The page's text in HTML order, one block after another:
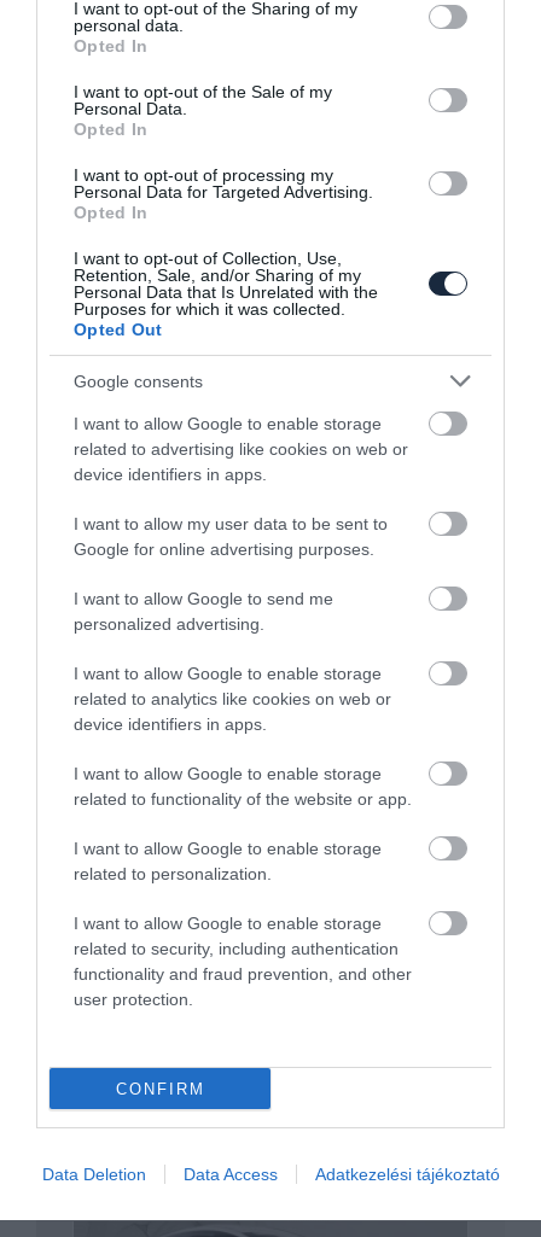
not limited to your visit or usage behaviour. You may click to
grant or deny consent to Google and its third-party tags to
use your data for below specified purposes in below Google
consent section.
I want to opt-out of the Sharing of my
personal data.
Opted In
I want to opt-out of the Sale of my
Personal Data.
Opted In
I want to opt-out of processing my
Personal Data for Targeted Advertising.
Opted In
I want to opt-out of Collection, Use,
Retention, Sale, and/or Sharing of my
Personal Data that Is Unrelated with the
Purposes for which it was collected.
Opted Out
Google consents
I want to allow Google to enable storage
related to advertising like cookies on web or
device identifiers in apps.
I want to allow my user data to be sent to
Google for online advertising purposes.
I want to allow Google to send me
personalized advertising.
I want to allow Google to enable storage
related to analytics like cookies on web or
device identifiers in apps.
I want to allow Google to enable storage
related to functionality of the website or app.
I want to allow Google to enable storage
related to personalization.
I want to allow Google to enable storage
related to security, including authentication
functionality and fraud prevention, and other
user protection.
CONFIRM
Data Deletion Data Access Adatkezelési tájékoztató
Vírussal akarták megtámadni a Tesla
rendszereit
Tovább csúszik a Tesla Roadster második
Megnyílt Berlin mellett a legújabb Tesla
gyár, Elon…
vezérigazgatója
Célegyenesben a Tesla kamionja?